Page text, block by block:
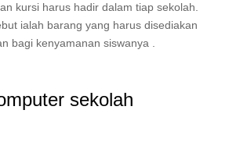
kursi harus hadir dalam tiap sekolah.
ialah barang yang harus disediakan
bagi kenyamanan siswanya .
sekolah